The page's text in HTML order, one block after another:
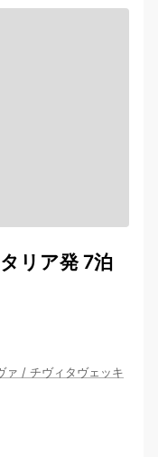
リア発 7泊
ァ / チヴィタヴェッキ